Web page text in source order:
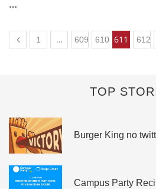
…
1 … 609 610 611 612
TOP
Burger King no
Campus Party